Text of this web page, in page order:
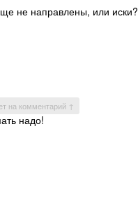
не направлены, или иски?
на комментарий ↑
надо!